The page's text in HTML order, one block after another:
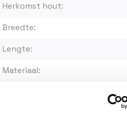
Herkomst hout:
Breedte:
Lengte:
Materiaal: